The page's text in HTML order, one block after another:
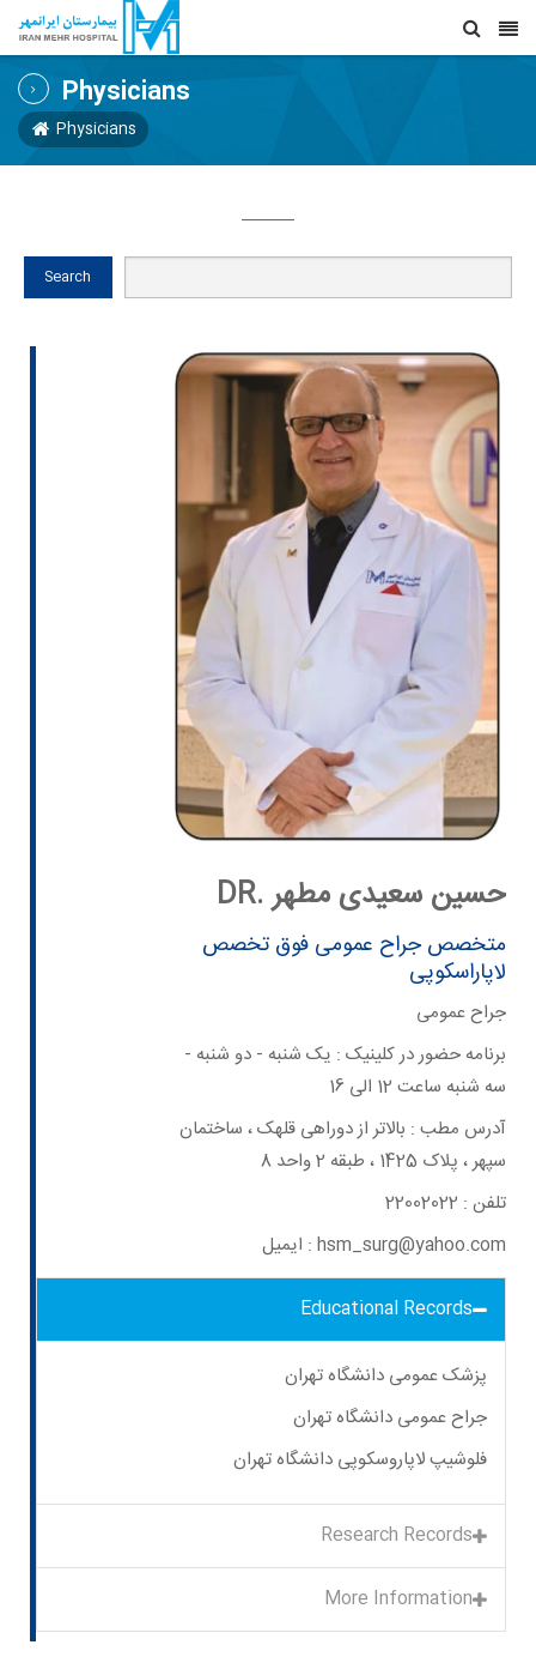
Physicians
Physicians
DR. حسین سعیدی مطهر
متخصص جراح عمومی فوق تخصص
لاپاراسکوپی
جراح عمومی
برنامه حضور در کلینیک : یک شنبه - دو شنبه -
سه شنبه ساعت 12 الی 16
آدرس مطب : بالاتر از دوراهی قلهک ، ساختمان
سپهر ، پلاک 1425 ، طبقه 2 واحد 8
تلفن : 22002022
ایمیل : hsm_surg@yahoo.com
Educational Records
پزشک عمومی دانشگاه تهران
جراح عمومی دانشگاه تهران
فلوشیپ لاپاروسکوپی دانشگاه تهران
Research Records
More Information